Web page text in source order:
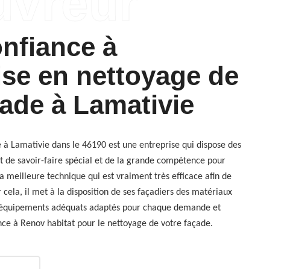
à
en nettoyage de
à Lamativie
à Lamativie dans le 46190 est une entreprise qui dispose des
de savoir-faire spécial et de la grande compétence pour
meilleure technique qui est vraiment très efficace afin de
il met à la disposition de ses façadiers des matériaux
adéquats adaptés pour chaque demande et
à Renov habitat pour le nettoyage de votre façade.